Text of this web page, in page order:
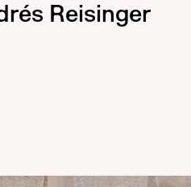
Reisinger